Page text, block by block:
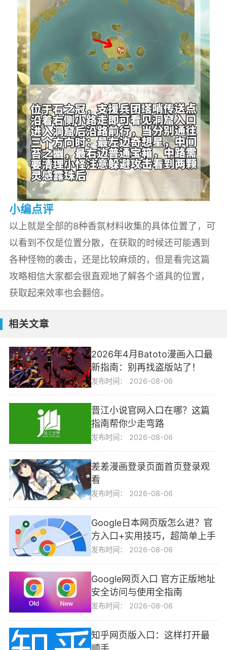
小编点评
以上就是全部的8种香氛材料收集的具体位置了，可
以看到不仅是位置分散，在获取的时候还可能遇到
各种怪物的袭击，还是比较麻烦的，但是看完这篇
攻略相信大家都会很直观地了解各个道具的位置，
获取起来效率也会翻倍。
相关文章
2026年4月Batoto漫画入口最
新指南：别再找盗版站了！
发布时间： 2026-08-06
晋江小说官网入口在哪？这篇
指南帮你少走弯路
发布时间： 2026-08-06
差差漫画登录页面首页登录观
看
发布时间： 2026-08-06
Google日本网页版怎么进？官
方入口+实用技巧，超简单上手
发布时间： 2026-08-06
Google网页入口 官方正版地址
安全访问与使用全指南
发布时间： 2026-08-06
知乎网页版入口：这样打开最